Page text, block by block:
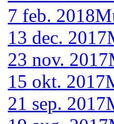
7 feb. 2018
13 dec. 2017
23 nov. 2017
15 okt. 2017
21 sep. 2017